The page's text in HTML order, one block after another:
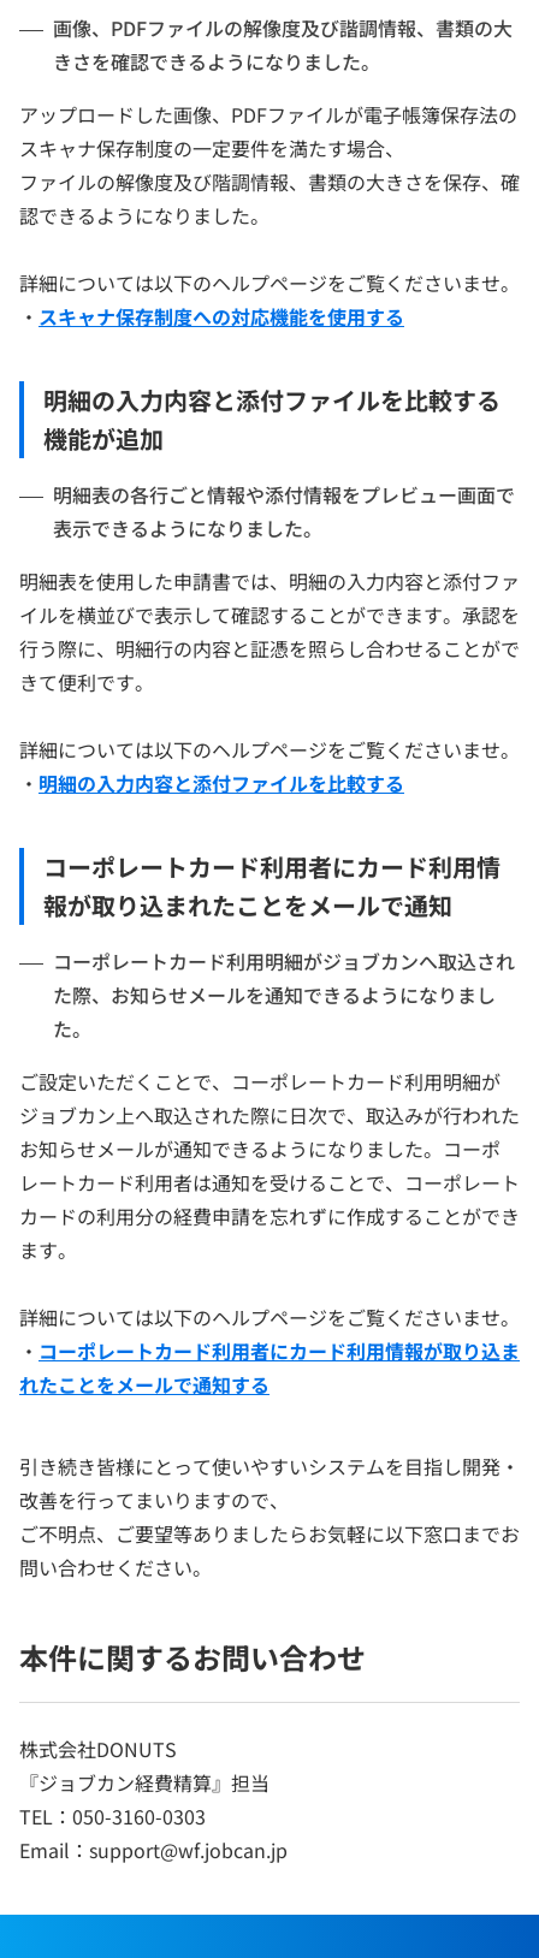
画像、PDFファイルの解像度及び諧調情報、書類の大
きさを確認できるようになりました。
アップロードした画像、PDFファイルが電子帳簿保存法の
スキャナ保存制度の一定要件を満たす場合、
ファイルの解像度及び階調情報、書類の大きさを保存、確
認できるようになりました。
詳細については以下のヘルプページをご覧くださいませ。
・ スキャナ保存制度への対応機能を使用する
明細の入力内容と添付ファイルを比較する
機能が追加
明細表の各行ごと情報や添付情報をプレビュー画面で
表示できるようになりました。
明細表を使用した申請書では、明細の入力内容と添付ファ
イルを横並びで表示して確認することができます。承認を
行う際に、明細行の内容と証憑を照らし合わせることがで
きて便利です。
詳細については以下のヘルプページをご覧くださいませ。
・ 明細の入力内容と添付ファイルを比較する
コーポレートカード利用者にカード利用情
報が取り込まれたことをメールで通知
コーポレートカード利用明細がジョブカンへ取込され
た際、お知らせメールを通知できるようになりまし
た。
ご設定いただくことで、コーポレートカード利用明細が
ジョブカン上へ取込された際に日次で、取込みが行われた
お知らせメールが通知できるようになりました。コーポ
レートカード利用者は通知を受けることで、コーポレート
カードの利用分の経費申請を忘れずに作成することができ
ます。
詳細については以下のヘルプページをご覧くださいませ。
・ コーポレートカード利用者にカード利用情報が取り込ま
れたことをメールで通知する
引き続き皆様にとって使いやすいシステムを目指し開発・
改善を行ってまいりますので、
ご不明点、ご要望等ありましたらお気軽に以下窓口までお
問い合わせください。
本件に関するお問い合わせ
株式会社DONUTS
『ジョブカン経費精算』担当
TEL：050-3160-0303
Email：support@wf.jobcan.jp